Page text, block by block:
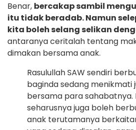
Benar, bercakap sambil
itu tidak beradab. Namun
kita boleh selang selikan
antaranya ceritalah tentang
dimakan bersama anak.
Rasulullah SAW sendiri
baginda sedang menikmati
bersama para sahabatnya.
seharusnya juga boleh
anak terutamanya